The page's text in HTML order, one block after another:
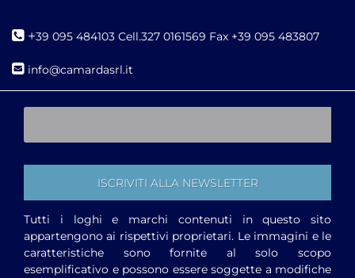
+39 095 484103 Cell.327 0161569 Fax +39 095 483807
info@camardasrl.it
Tutti i loghi e marchi contenuti in questo sito
appartengono ai rispettivi proprietari. Le immagini e le
caratteristiche sono fornite al solo scopo
esemplificativo e possono essere soggette a modifiche